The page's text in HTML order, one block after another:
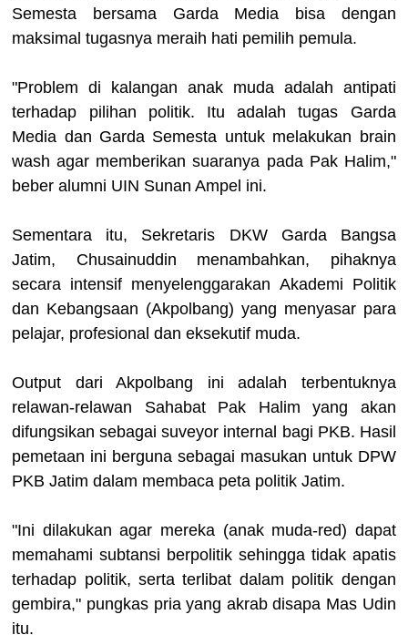
Semesta bersama Garda Media bisa dengan
maksimal tugasnya meraih hati pemilih pemula.
"Problem di kalangan anak muda adalah antipati
terhadap pilihan politik. Itu adalah tugas Garda
Media dan Garda Semesta untuk melakukan brain
wash agar memberikan suaranya pada Pak Halim,"
beber alumni UIN Sunan Ampel ini.
Sementara itu, Sekretaris DKW Garda Bangsa
Jatim, Chusainuddin menambahkan, pihaknya
secara intensif menyelenggarakan Akademi Politik
dan Kebangsaan (Akpolbang) yang menyasar para
pelajar, profesional dan eksekutif muda.
Output dari Akpolbang ini adalah terbentuknya
relawan-relawan Sahabat Pak Halim yang akan
difungsikan sebagai suveyor internal bagi PKB. Hasil
pemetaan ini berguna sebagai masukan untuk DPW
PKB Jatim dalam membaca peta politik Jatim.
"Ini dilakukan agar mereka (anak muda-red) dapat
memahami subtansi berpolitik sehingga tidak apatis
terhadap politik, serta terlibat dalam politik dengan
gembira," pungkas pria yang akrab disapa Mas Udin
itu.